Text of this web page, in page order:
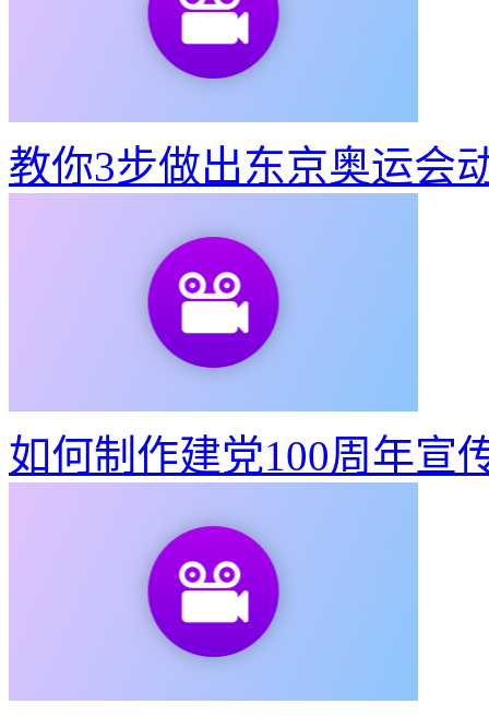
教你3步做出东京奥运会
如何制作建党100周年宣